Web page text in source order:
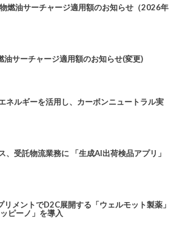
燃油サーチャージ適用額のお知らせ（2026年
サーチャージ適用額のお知らせ(変更)
ネルギーを活用し、カーボンニュートラル実
、受託物流業務に 「生成AI出荷検品アプリ」
リメントでD2C展開する「ウェルモット製薬」
ピーノ」を導入